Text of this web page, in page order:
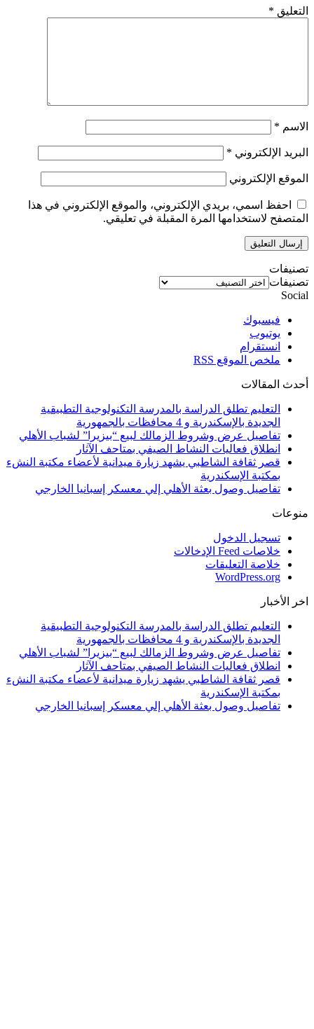
التعليق *
الاسم *
البريد الإلكتروني *
الموقع الإلكتروني
احفظ اسمي، بريدي الإلكتروني، والموقع الإلكتروني في هذا
المتصفح لاستخدامها المرة المقبلة في تعليقي.
تصنيفات
تصنيفات
Social
فيسبوك
يوتيوب
انستقرام
ملخص الموقع RSS
أحدث المقالات
التعليم تطلق الدراسة بالمدرسة التكنولوجية التطبيقية
الجديدة بالإسكندرية و 4 محافظات بالجمهورية
تفاصيل عرض وشروط الزمالك لبيع “بيزيرا” لشباب الأهلي
انطلاق فعاليات النشاط الصيفي بمتاحف الآثار
قصر ثقافة الشاطبي يشهد زيارة ميدانية لأعضاء مكتبة النشء
بمكتبة الإسكندرية
تفاصيل وصول بعثة الأهلي إلي معسكر إسبانيا الخارجي
منوعات
تسجيل الدخول
خلاصات Feed الإدخالات
خلاصة التعليقات
WordPress.org
اخر الأخبار
التعليم تطلق الدراسة بالمدرسة التكنولوجية التطبيقية
الجديدة بالإسكندرية و 4 محافظات بالجمهورية
تفاصيل عرض وشروط الزمالك لبيع “بيزيرا” لشباب الأهلي
انطلاق فعاليات النشاط الصيفي بمتاحف الآثار
قصر ثقافة الشاطبي يشهد زيارة ميدانية لأعضاء مكتبة النشء
بمكتبة الإسكندرية
تفاصيل وصول بعثة الأهلي إلي معسكر إسبانيا الخارجي